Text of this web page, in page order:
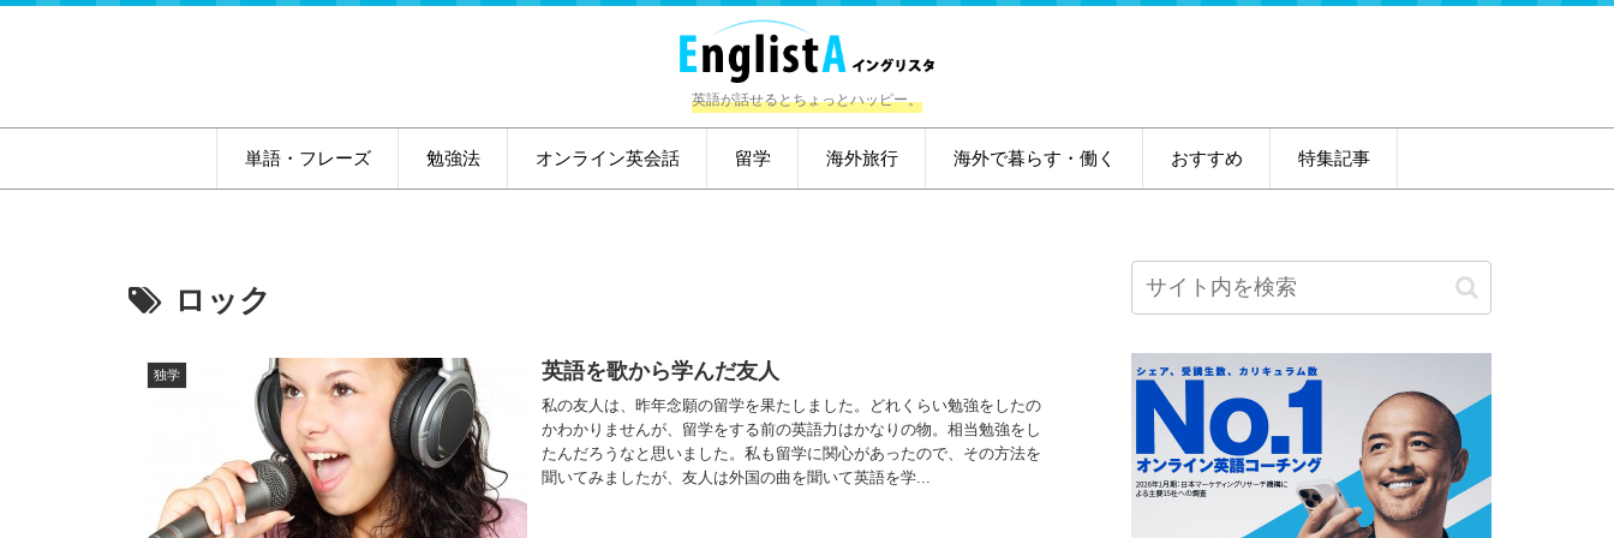
英語が話せるとちょっとハッピー。
単語・フレーズ 勉強法 オンライン英会話 留学 海外旅行 海外で暮らす・働く おすすめ 特集記事
ロック
独学 英語を歌から学んだ友人
私の友人は、昨年念願の留学を果たしました。どれくらい勉強をしたの
かわかりませんが、留学をする前の英語力はかなりの物。相当勉強をし
たんだろうなと思いました。私も留学に関心があったので、その方法を
聞いてみましたが、友人は外国の曲を聞いて英語を学...